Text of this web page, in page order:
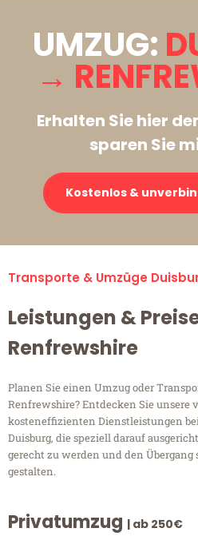
UMZUG:
→
Erhalten Sie hier
sparen Sie
Kostenlos &
Transporte & Umzüge
Leistungen &
Renfrewshire
Planen Sie einen Umzug oder
Renfrewshire? Entdecken Sie unsere
kosteneffizienten Dienstleistungen
Duisburg, die speziell darauf
gerecht zu werden und den
gestalten.
Privatumzug | ab 250€